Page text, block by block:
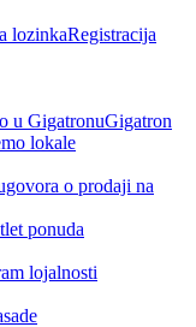
lozinkaRegistracija
u GigatronuGigatron
lokale
o prodaji na
ponuda
lojalnosti